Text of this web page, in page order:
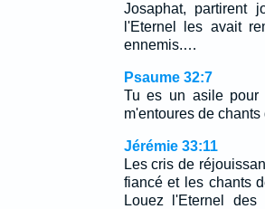
Josaphat, partirent
l'Eternel les avait
ennemis.…
Psaume 32:7
Tu es un asile pour
m'entoures de
Jérémie 33:11
Les cris de
fiancé et les chants
Louez l'Eternel